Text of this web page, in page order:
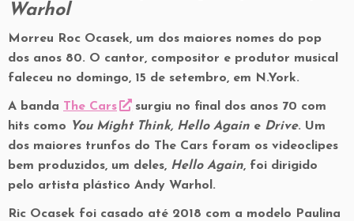
Warhol
Morreu Roc Ocasek, um dos maiores nomes do pop
dos anos 80. O cantor, compositor e produtor musical
faleceu no domingo, 15 de setembro, em N.York.
A banda The Cars
surgiu no final dos anos 70 com
hits como You Might Think, Hello Again e Drive. Um
dos maiores trunfos do The Cars foram os videoclipes
bem produzidos, um deles, Hello Again, foi dirigido
pelo artista plástico Andy Warhol.
Ric Ocasek foi casado até 2018 com a modelo Paulina